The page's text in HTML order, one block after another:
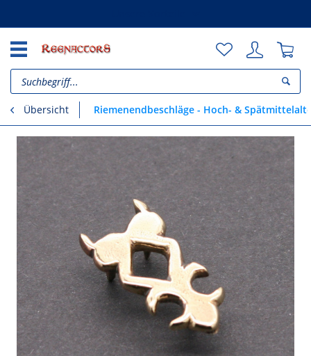
Übersicht Riemenendbeschläge - Hoch- &